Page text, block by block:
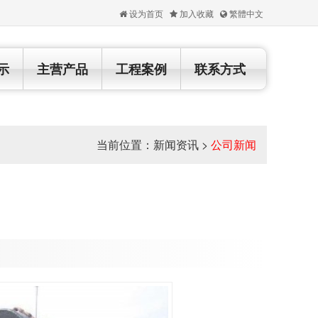
设为首页 加入收藏 繁體中文
联系方式
工程案例
主营产品
当前位置： 新闻资讯 > 公司新闻